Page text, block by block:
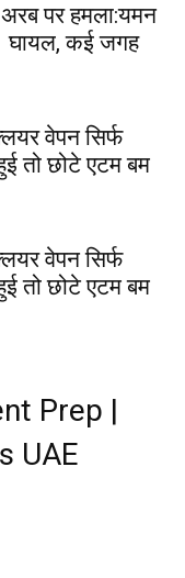
पर हमला:यमन
घायल, कई जगह
वेपन सिर्फ
तो छोटे एटम बम
वेपन सिर्फ
तो छोटे एटम बम
Prep |
UAE